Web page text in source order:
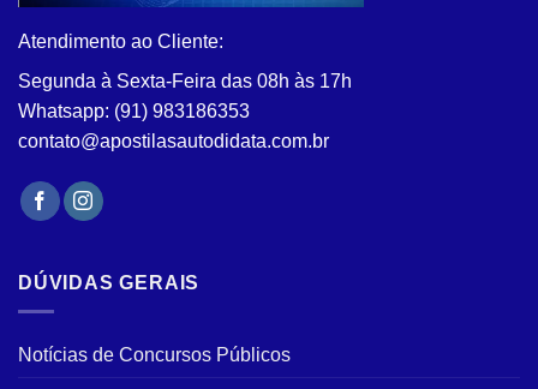
do
produto
do
Atendimento ao Cliente:
Segunda à Sexta-Feira das 08h às 17h
Whatsapp: (91) 983186353
contato@apostilasautodidata.com.br
DÚVIDAS GERAIS
Notícias de Concursos Públicos